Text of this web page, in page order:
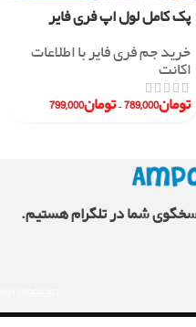
پک کامل لول اپ فری فایر
خرید جم فری فایر با اطلاعات
اکانت
تومان789,000
–تومان799,000
پاسخگوی شما در تلگرام هستیم.